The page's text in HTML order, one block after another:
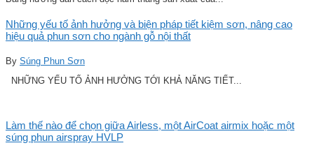
Những yếu tố ảnh hưởng và biện pháp tiết kiệm sơn, nâng cao
hiệu quả phun sơn cho ngành gỗ nội thất
By Súng Phun Sơn
NHỮNG YẾU TỐ ẢNH HƯỞNG TỚI KHẢ NĂNG TIẾT...
Làm thế nào để chọn giữa Airless, một AirCoat airmix hoặc một
súng phun airspray HVLP